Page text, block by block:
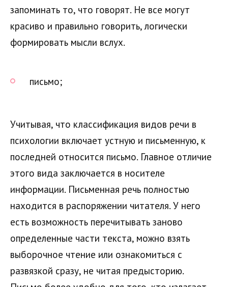
запоминать то, что говорят. Не все могут
красиво и правильно говорить, логически
формировать мысли вслух.
письмо;
Учитывая, что классификация видов речи в
психологии включает устную и письменную, к
последней относится письмо. Главное отличие
этого вида заключается в носителе
информации. Письменная речь полностью
находится в распоряжении читателя. У него
есть возможность перечитывать заново
определенные части текста, можно взять
выборочное чтение или ознакомиться с
развязкой сразу, не читая предысторию.